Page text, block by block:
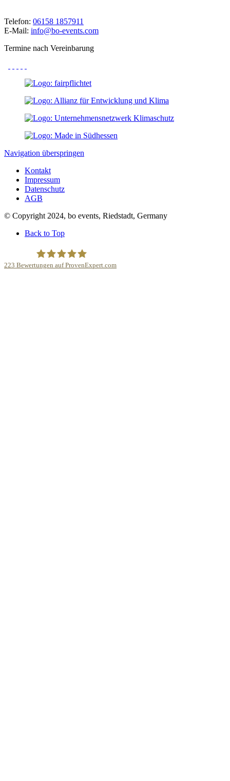
Telefon: 06158 1857911
E-Mail: info@bo-events.com
Termine nach Vereinbarung
Navigation überspringen
Kontakt
Impressum
Datenschutz
AGB
© Copyright 2024, bo events, Riedstadt, Germany
Back to Top
223 Bewertungen auf ProvenExpert.com